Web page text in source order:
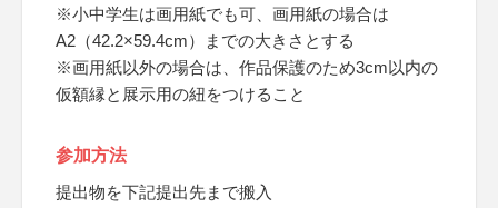
※小中学生は画用紙でも可、画用紙の場合は
A2（42.2×59.4cm）までの大きさとする
※画用紙以外の場合は、作品保護のため3cm以内の
仮額縁と展示用の紐をつけること
参加方法
提出物を下記提出先まで搬入